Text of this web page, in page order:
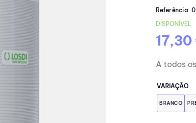
Referência:
DISPONÍVEL
17,30
A todos
VARIAÇÃO
BRANCO